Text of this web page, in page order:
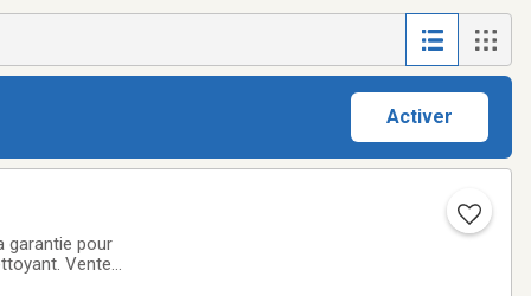
Activer
garantie pour
Vente